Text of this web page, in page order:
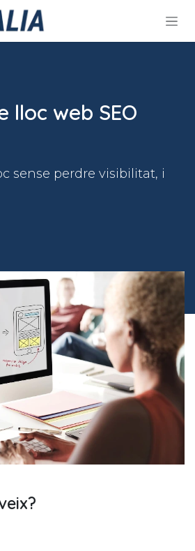
lloc web SEO
sense perdre visibilitat, i